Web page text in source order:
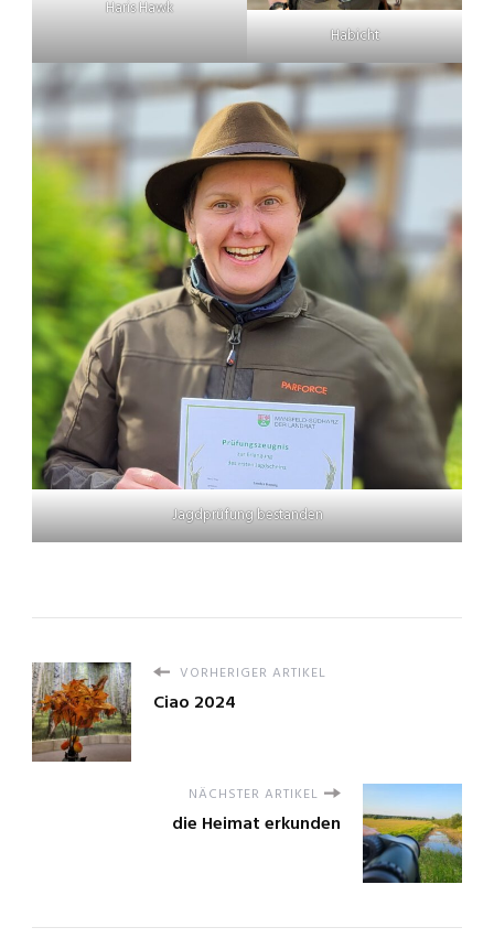
Haris Hawk
Habicht
Jagdprüfung bestanden
VORHERIGER ARTIKEL
Ciao 2024
NÄCHSTER ARTIKEL
die Heimat erkunden